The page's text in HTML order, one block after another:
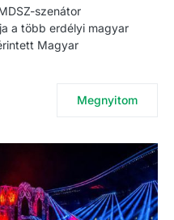
szenátor
a több erdélyi magyar
Magyar
Megnyitom